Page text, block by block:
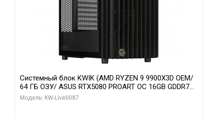
Системный блок KWIK (AMD RYZEN 9 9900X3D OEM/
64 ГБ ОЗУ/ ASUS RTX5080 PROART OC 16GB GDDR7
256bit Type-C DP 2/ 1 ТБ SSD)
Модель: KW-Live0087